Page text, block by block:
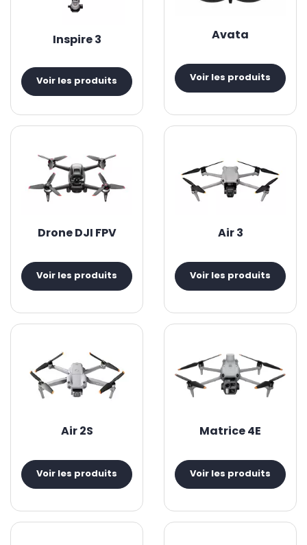
Inspire 3
Voir les produits
Avata
Voir les produits
Drone DJI FPV
Voir les produits
Air 3
Voir les produits
Air 2S
Voir les produits
Matrice 4E
Voir les produits